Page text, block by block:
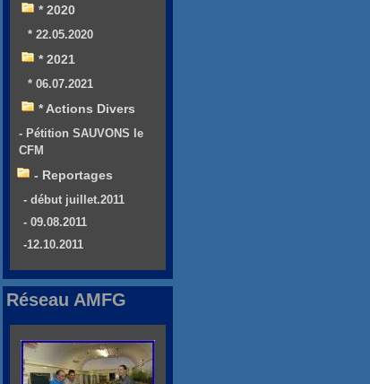
* 2020
* 22.05.2020
* 2021
* 06.07.2021
* Actions Divers
- Pétition SAUVONS le
CFM
- Reportages
- début juillet.2011
- 09.08.2011
-12.10.2011
Réseau AMFG